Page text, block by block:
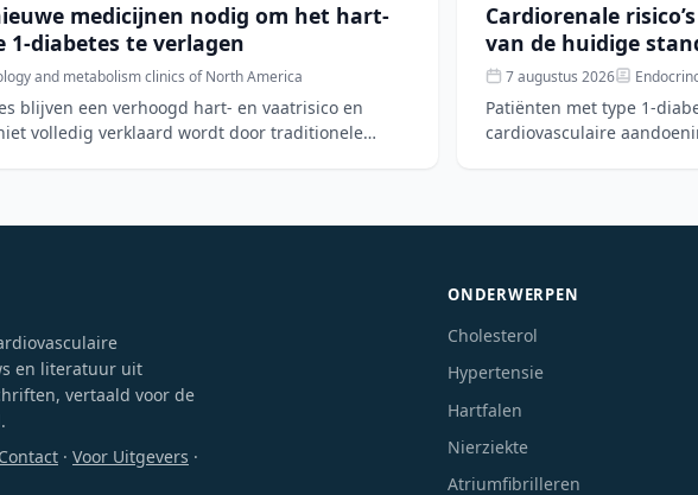
medicijnen nodig om het hart-
diabetes te verlagen
and metabolism clinics of North America
blijven een verhoogd hart- en vaatrisico en
volledig verklaard wordt door traditionele
Cardiorenale
van de huidige
7 augustus 2026
Patiënten met type 1-
cardiovasculaire
en literatuur uit
vertaald voor de
Contact · Voor Uitgevers ·
ONDERWERPEN
Cholesterol
Hypertensie
Hartfalen
Nierziekte
Atriumfibrilleren